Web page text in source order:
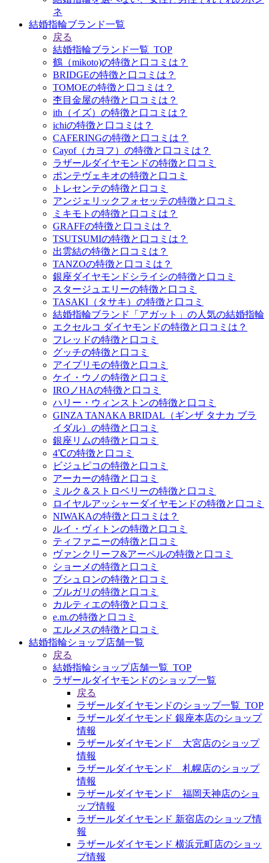
ネ
結婚指輪ブランド一覧
戻る
結婚指輪ブランド一覧_TOP
鶴（mikoto)の特徴と口コミは？
BRIDGEの特徴と口コミは？
TOMOEの特徴と口コミは？
杢目金屋の特徴と口コミは？
ith（イズ）の特徴と口コミは？
ichiの特徴と口コミは？
CAFERINGの特徴と口コミは？
Cayof（カヨフ）の特徴と口コミは？
ラザールダイヤモンドの特徴と口コミ
ポンテヴェキオの特徴と口コミ
トレセンテの特徴と口コミ
アンジェリックフォセッテの特徴と口コミ
ミキモトの特徴と口コミは？
GRAFFの特徴と口コミは？
TSUTSUMIの特徴と口コミは？
出雲結の特徴と口コミは？
TANZOの特徴と口コミは？
銀座ダイヤモンドシライシの特徴と口コミ
スタージュエリーの特徴と口コミ
TASAKI（タサキ）の特徴と口コミ
結婚指輪ブランド「アガット」の人気の結婚指輪
エクセルコ ダイヤモンドの特徴と口コミは？
フレッドの特徴と口コミ
グッチの特徴と口コミ
アイプリモの特徴と口コミ
ケイ・ウノの特徴と口コミ
IROノHAの特徴と口コミ
ハリー・ウィンストンの特徴と口コミ
GINZA TANAKA BRIDAL（ギンザ タナカ ブラ
イダル）の特徴と口コミ
銀座リムの特徴と口コミ
4℃の特徴と口コミ
ビジュピコの特徴と口コミ
アーカーの特徴と口コミ
ミルク＆ストロベリーの特徴と口コミ
ロイヤルアッシャーダイヤモンドの特徴と口コミ
NIWAKAの特徴と口コミは？
ルイ・ヴィトンの特徴と口コミ
ティファニーの特徴と口コミ
ヴァンクリーフ&アーペルの特徴と口コミ
ショーメの特徴と口コミ
ブシュロンの特徴と口コミ
ブルガリの特徴と口コミ
カルティエの特徴と口コミ
e.m.の特徴と口コミ
エルメスの特徴と口コミ
結婚指輪ショップ店舗一覧
戻る
結婚指輪ショップ店舗一覧_TOP
ラザールダイヤモンドのショップ一覧
戻る
ラザールダイヤモンドのショップ一覧_TOP
ラザールダイヤモンド 銀座本店のショップ
情報
ラザールダイヤモンド 大宮店のショップ
情報
ラザールダイヤモンド 札幌店のショップ
情報
ラザールダイヤモンド 福岡天神店のショ
ップ情報
ラザールダイヤモンド 新宿店のショップ情
報
ラザールダイヤモンド 横浜元町店のショッ
プ情報